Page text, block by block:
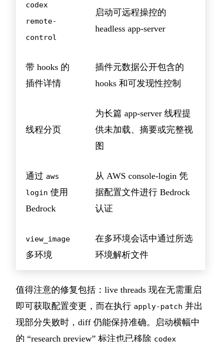
codex
remote-
control
启动可远程操控的
headless app-server
带 hooks 的
插件详情
插件元数据公开包含的
hooks 和可发现性控制
线程分页
为长篇 app-server 线程提
供未加载、摘要或完整视
图
通过 aws
login 使用
Bedrock
从 AWS console-login 凭
据配置文件进行 Bedrock
认证
view_image
多环境
在多环境会话中通过所选
环境解析文件
值得注意的修复包括：live threads 现在无需重启
即可获取配置变更，而在执行 apply-patch 并出
现部分失败时，diff 仍能保持准确。启动横幅中
的 “research preview” 标注也已移除 codex